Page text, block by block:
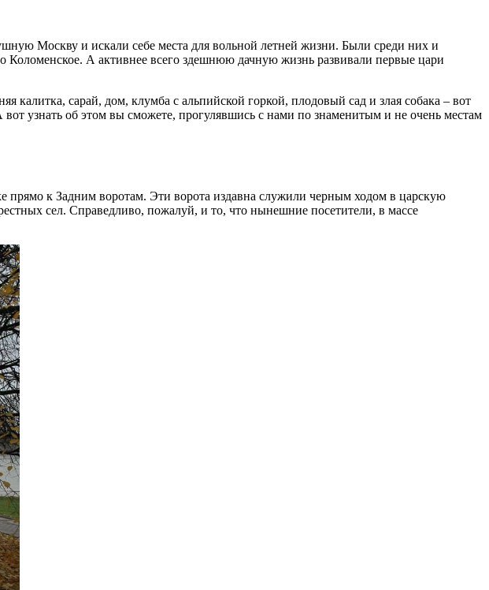
Москву и искали себе места для вольной летней жизни. Были среди них и
А активнее всего здешнюю дачную жизнь развивали первые цари
калитка, сарай, дом, клумба с альпийской горкой, плодовый сад и злая собака – вот
узнать об этом вы сможете, прогулявшись с нами по знаменитым и не очень местам
прямо к Задним воротам. Эти ворота издавна служили черным ходом в царскую
сел. Справедливо, пожалуй, и то, что нынешние посетители, в массе